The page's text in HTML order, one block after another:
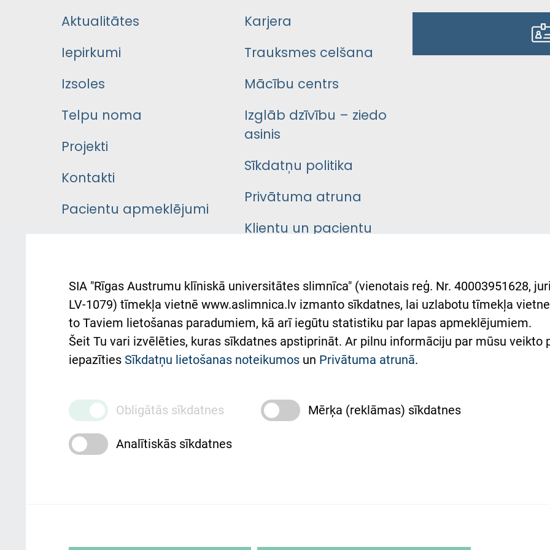
Aktualitātes
Iepirkumi
Izsoles
Telpu noma
Projekti
Kontakti
Pacientu apmeklējumi
Pacienta
atsauksmju/sūdzību
iesniegšanas kārtība
Kā pie mums nokļūt
ceļvedis
Rekvizīti un ārstniecības
Karjera
Trauksmes celšana
Mācību centrs
Izglāb dzīvību – ziedo
asinis
Sīkdatņu politika
Privātuma atruna
Klientu un pacientu
Austrumu slimnīcas
atbalsts Ukrainai
Підтримка Східної лікарні
та співпраця з Україною
SIA "Rīgas Austrumu klīniskā universitātes slimnīca" (vienotais reģ. Nr. 40003951628,
LV-1079) tīmekļa vietnē www.aslimnica.lv izmanto sīkdatnes, lai uzlabotu tīmekļa
to Taviem lietošanas paradumiem, kā arī iegūtu statistiku par lapas apmeklējumiem.
Šeit Tu vari izvēlēties, kuras sīkdatnes apstiprināt. Ar pilnu informāciju par mūsu veikto
iepazīties Sīkdatņu lietošanas noteikumos un Privātuma atrunā.
Obligātās sīkdatnes Mērķa (reklāmas) sīkdatnes
Analītiskās sīkdatnes